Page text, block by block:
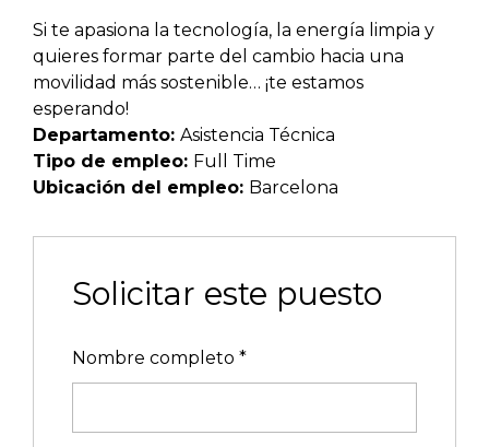
Si te apasiona la tecnología, la energía limpia y
quieres formar parte del cambio hacia una
movilidad más sostenible… ¡te estamos
esperando!
Departamento: Asistencia Técnica
Tipo de empleo: Full Time
Ubicación del empleo: Barcelona
Solicitar este puesto
Nombre completo *